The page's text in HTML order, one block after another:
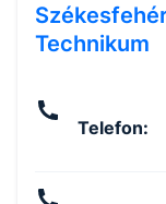
Technikum
Telefon: